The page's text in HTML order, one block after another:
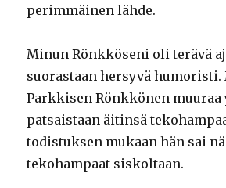
perimmäinen lähde.
Minun Rönkköseni oli terävä
suorastaan hersyvä humoristi.
Parkkisen Rönkkönen muuraa
patsaistaan äitinsä
todistuksen mukaan hän sai
tekohampaat siskoltaan.